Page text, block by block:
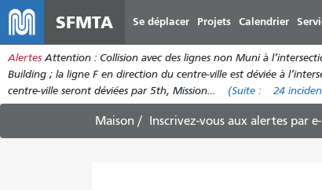
SFMTA Se déplacer Projets Calendrier
Alertes Attention : Collision avec des lignes non Muni à
Building ; la ligne F en direction du centre-ville est déviée à
centre-ville seront déviées par 5th, Mission…
(Suite : 24
Maison Inscrivez-vous aux alertes par